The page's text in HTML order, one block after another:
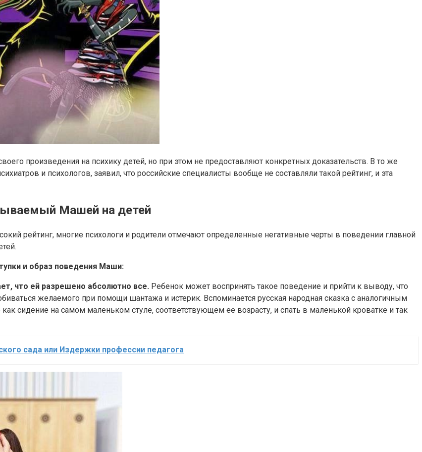
произведения на психику детей, но при этом не предоставляют конкретных доказательств. В то же
и психологов, заявил, что российские специалисты вообще не составляли такой рейтинг, и эта
Машей на детей
рейтинг, многие психологи и родители отмечают определенные негативные черты в поведении главной
и образ поведения Маши:
что ей разрешено абсолютно все. Ребенок может воспринять такое поведение и прийти к выводу, что
желаемого при помощи шантажа и истерик. Вспоминается русская народная сказка с аналогичным
сидение на самом маленьком стуле, соответствующем ее возрасту, и спать в маленькой кроватке и так
сада или Издержки профессии педагога